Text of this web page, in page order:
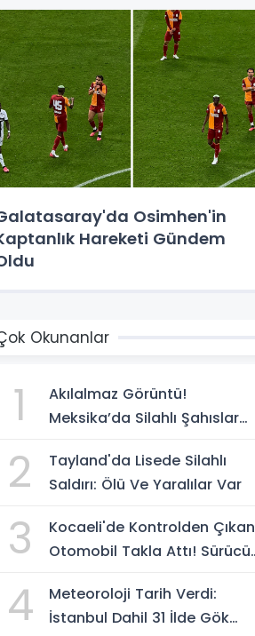
Osimhen'in
Hareketi Gündem
Okunanlar
1
Akılalmaz Görüntü!
Meksika’da Silahlı Şahıslar
Rahatça Geçti
2
Tayland'da Lisede Silahlı
Saldırı: Ölü Ve Yaralılar Var
3
Kocaeli'de Kontrolden Çıkan
Otomobil Takla Attı! Sürücü
İmkanlarıyla Çıktı
4
Meteoroloji Tarih Verdi:
İstanbul Dahil 31 İlde Gök